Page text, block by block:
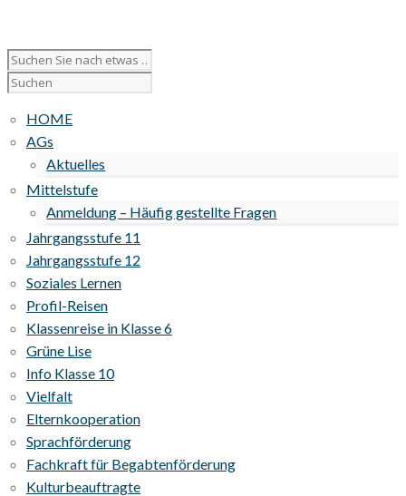
HOME
AGs
Aktuelles
Mittelstufe
Anmeldung – Häufig gestellte Fragen
Jahrgangsstufe 11
Jahrgangsstufe 12
Soziales Lernen
Profil-Reisen
Klassenreise in Klasse 6
Grüne Lise
Info Klasse 10
Vielfalt
Elternkooperation
Sprachförderung
Fachkraft für Begabtenförderung
Kulturbeauftragte